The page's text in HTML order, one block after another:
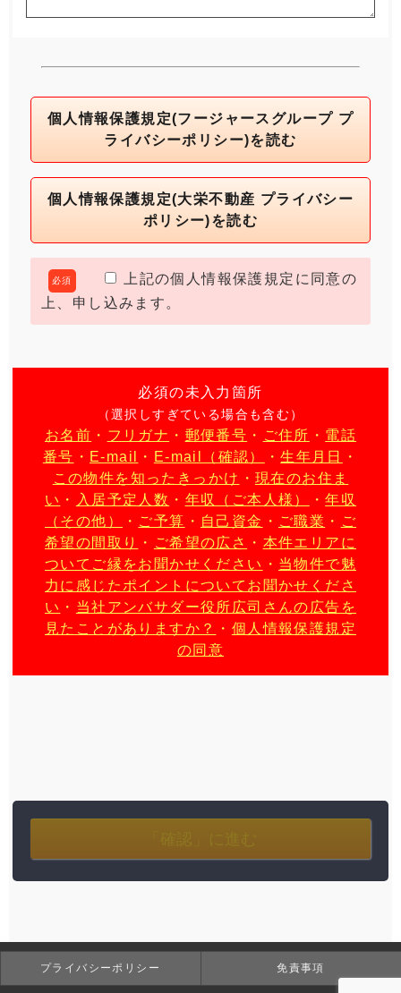
個人情報保護規定(フージャースグループ プ
ライバシーポリシー)を読む
個人情報保護規定(大栄不動産 プライバシー
ポリシー)を読む
必須
上記の個人情報保護規定に同意の
上、申し込みます。
必須の未入力箇所
（選択しすぎている場合も含む）
お名前 ・ フリガナ ・ 郵便番号 ・ ご住所 ・ 電話
番号 ・ E-mail ・ E-mail（確認） ・生年月日
・
この物件を知ったきっかけ ・ 現在のお住ま
い ・ 入居予定人数 ・ 年収（ご本人様） ・年収
（その他）
・ ご予算 ・ 自己資金 ・ ご職業 ・ ご
希望の間取り
・ ご希望の広さ ・ 本件エリアに
ついてご縁をお聞かせください ・ 当物件で魅
力に感じたポイントについてお聞かせくださ
い ・ 当社アンバサダー役所広司さんの広告を
見たことがありますか？
・ 個人情報保護規定
の同意
プライバシーポリシー 免責事項